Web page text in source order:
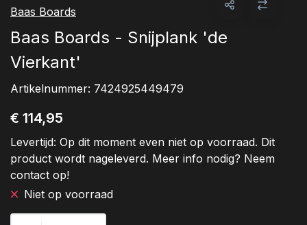
Baas Boards
Baas Boards - Snijplank 'de
Vierkant'
Artikelnummer: 7424925449479
€ 114,95
Levertijd: Op dit moment even niet op voorraad. Dit
product wordt nageleverd. Meer info nodig? Neem
contact op!
Niet op voorraad